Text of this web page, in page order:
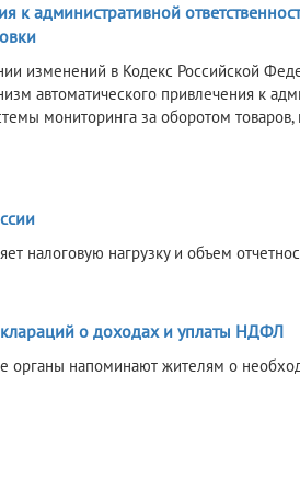
к административной
изменений в Кодекс Российской
автоматического привлечения к
мониторинга за оборотом
налоговую нагрузку и объем
о доходах и уплаты НДФЛ
органы напоминают жителям о